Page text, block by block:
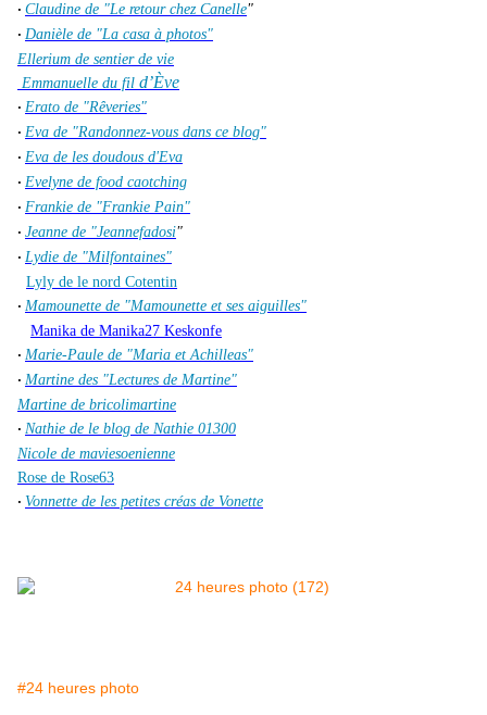
· Claudine de "Le retour chez Canelle"
· Danièle de "La casa à photos"
Ellerium de sentier de vie
Emmanuelle du fil d’Ève
· Erato de "Rêveries"
· Eva de "Randonnez-vous dans ce blog"
· Eva de les doudous d'Eva
· Evelyne de food caotching
· Frankie de "Frankie Pain"
· Jeanne de "Jeannefadosi"
· Lydie de "Milfontaines"
Lyly de le nord Cotentin
· Mamounette de "Mamounette et ses aiguilles"
Manika de Manika27 Keskonfe
· Marie-Paule de "Maria et Achilleas"
· Martine des "Lectures de Martine"
Martine de bricolimartine
· Nathie de le blog de Nathie 01300
Nicole de maviesoenienne
Rose de Rose63
· Vonnette de les petites créas de Vonette
#24 heures photo